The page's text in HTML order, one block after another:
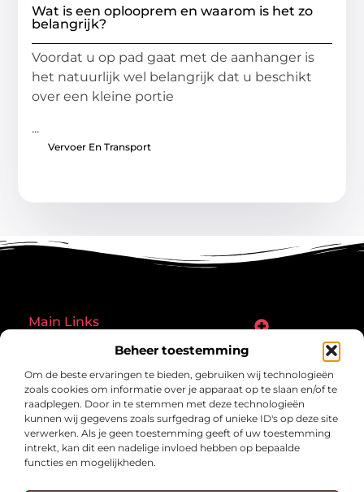
Beheer toestemming
Om de beste ervaringen te bieden, gebruiken wij technologieën
zoals cookies om informatie over je apparaat op te slaan en/of te
raadplegen. Door in te stemmen met deze technologieën
kunnen wij gegevens zoals surfgedrag of unieke ID's op deze site
verwerken. Als je geen toestemming geeft of uw toestemming
intrekt, kan dit een nadelige invloed hebben op bepaalde
functies en mogelijkheden.
Wat is een oplooprem en waarom is het zo
belangrijk?
Voordat u op pad gaat met de aanhanger is
het natuurlijk wel belangrijk dat u beschikt
over een kleine portie
...
Vervoer En Transport
Main Links